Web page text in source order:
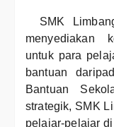
SMK
menyediakan
untuk para
bantuan
Bantuan
strategik, SMK
pelajar-pelajar